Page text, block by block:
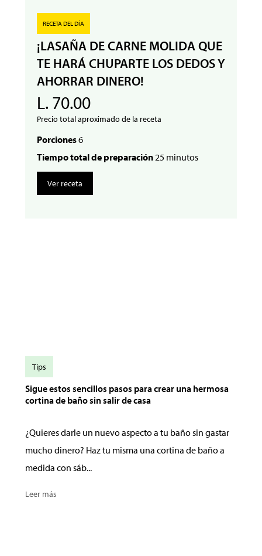
RECETA DEL DÍA
¡LASAÑA DE CARNE MOLIDA QUE
TE HARÁ CHUPARTE LOS DEDOS Y
AHORRAR DINERO!
L. 70.00
Precio total aproximado de la receta
Porciones6
Tiempo total de preparación25 minutos
Ver receta
Sigue estos sencillos pasos para crear una hermosa
cortina de baño sin salir de casa
¿Quieres darle un nuevo aspecto a tu baño sin gastar
mucho dinero? Haz tu misma una cortina de baño a
medida con sáb...
Leer más
Tips